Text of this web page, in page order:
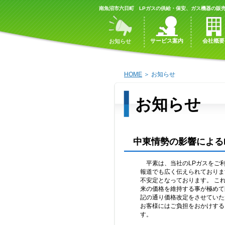
南魚沼市六日町 LPガスの供給・保安、ガス機器の販
お知らせ サービス案内 会社概要
HOME ＞ お知らせ
お知らせ
中東情勢の影響によ
平素は、当社のLPガスをご
報道でも広く伝えられており
不安定となっております。 こ
来の価格を維持する事が極め
記の通り価格改定をさせてい
お客様にはご負担をおかけす
す